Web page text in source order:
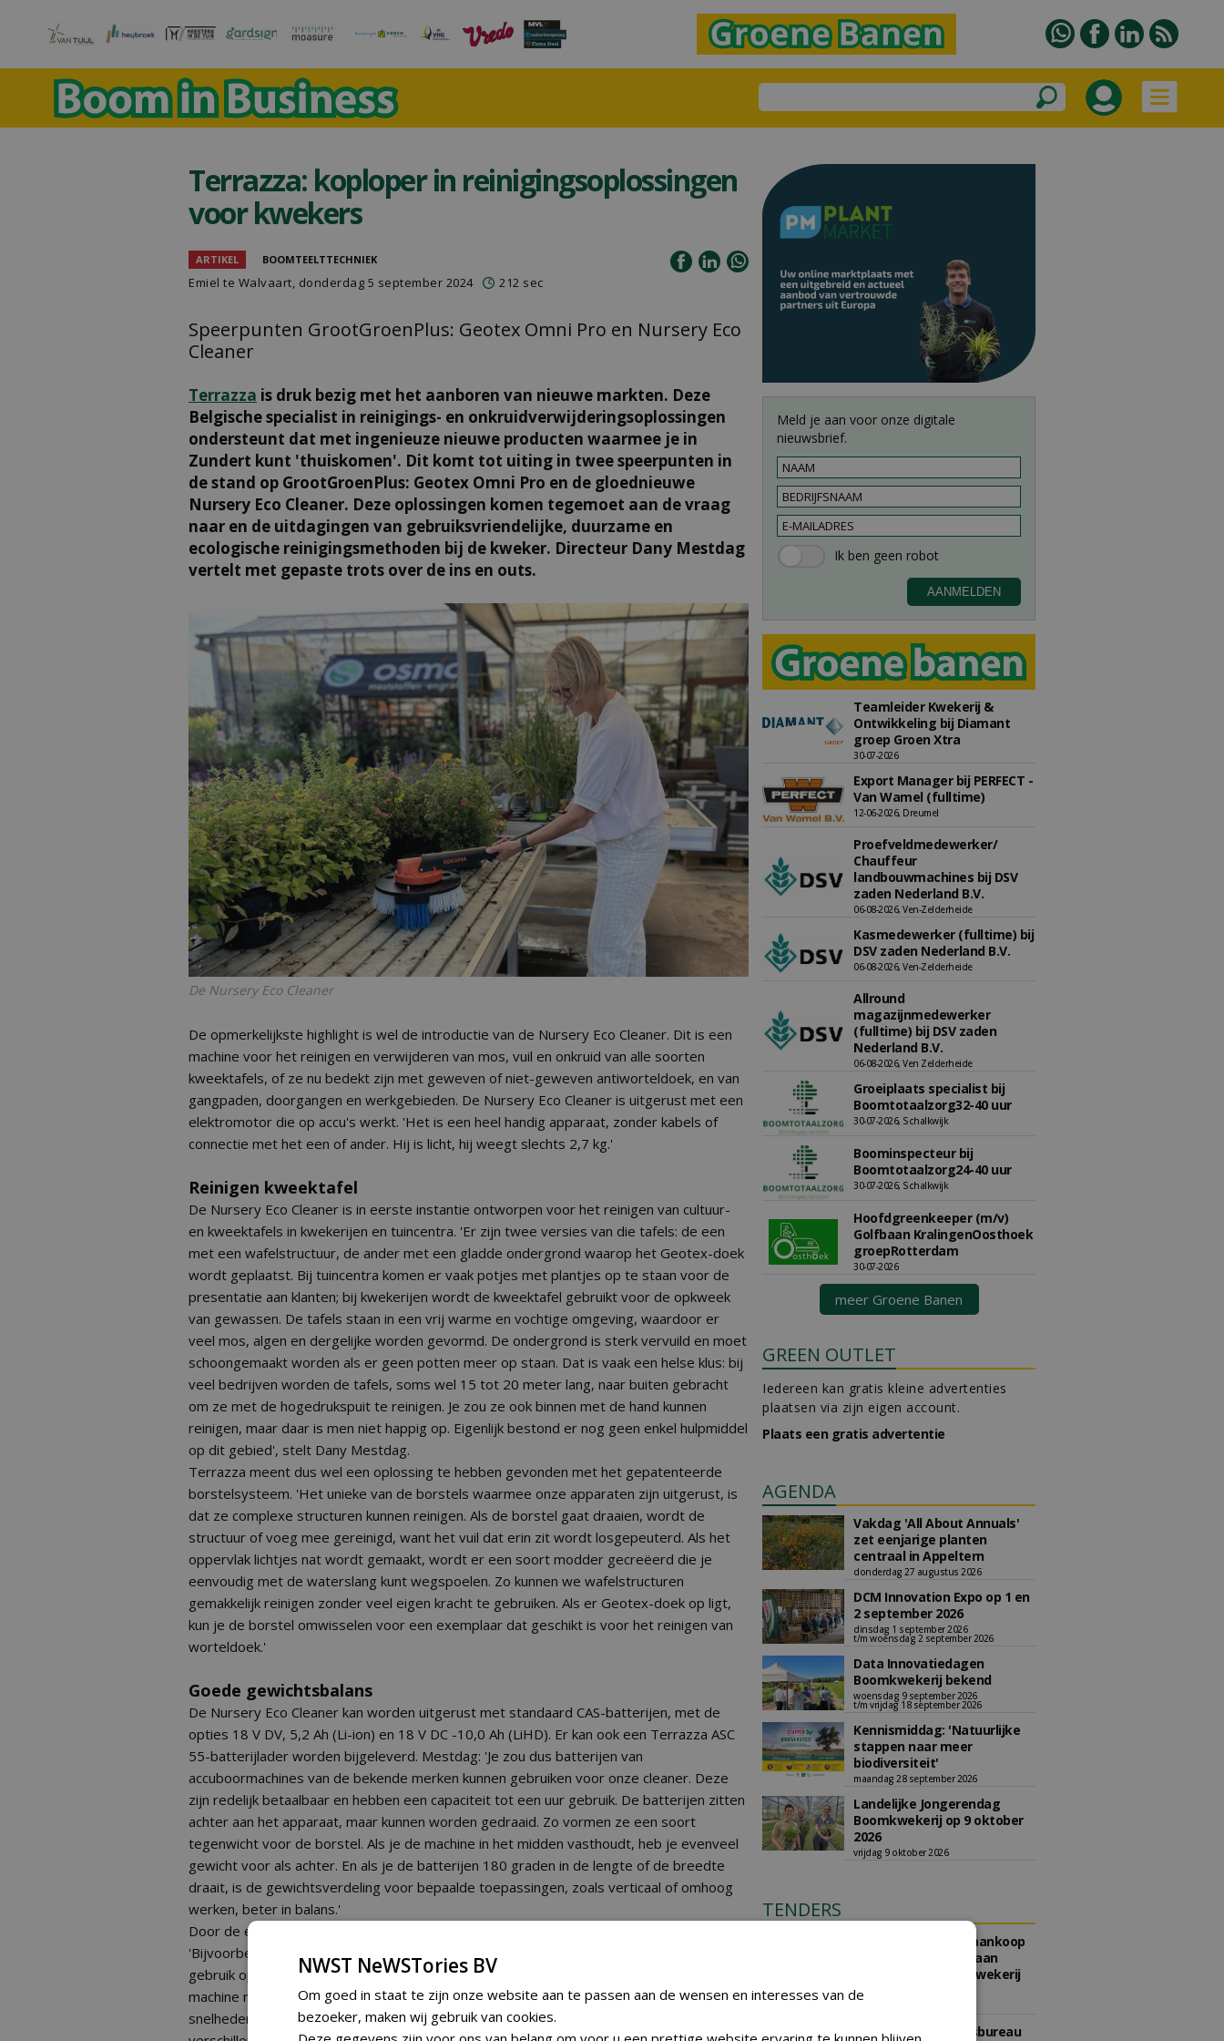
Terrazza: koploper in reinigingsoplossingen
voor kwekers
ARTIKEL BOOMTEELTTECHNIEK
Emiel te Walvaart, donderdag 5 september 2024 212 sec
Speerpunten GrootGroenPlus: Geotex Omni Pro en Nursery Eco
Cleaner
Terrazza is druk bezig met het aanboren van nieuwe markten. Deze
Belgische specialist in reinigings- en onkruidverwijderingsoplossingen
ondersteunt dat met ingenieuze nieuwe producten waarmee je in
Zundert kunt 'thuiskomen'. Dit komt tot uiting in twee speerpunten in
de stand op GrootGroenPlus: Geotex Omni Pro en de gloednieuwe
Nursery Eco Cleaner. Deze oplossingen komen tegemoet aan de vraag
naar en de uitdagingen van gebruiksvriendelijke, duurzame en
ecologische reinigingsmethoden bij de kweker. Directeur Dany Mestdag
vertelt met gepaste trots over de ins en outs.
De Nursery Eco Cleaner
De opmerkelijkste highlight is wel de introductie van de Nursery Eco Cleaner. Dit is een
machine voor het reinigen en verwijderen van mos, vuil en onkruid van alle soorten
kweektafels, of ze nu bedekt zijn met geweven of niet-geweven antiworteldoek, en van
gangpaden, doorgangen en werkgebieden. De Nursery Eco Cleaner is uitgerust met een
elektromotor die op accu's werkt. 'Het is een heel handig apparaat, zonder kabels of
connectie met het een of ander. Hij is licht, hij weegt slechts 2,7 kg.'
Reinigen kweektafel
De Nursery Eco Cleaner is in eerste instantie ontworpen voor het reinigen van cultuur-
en kweektafels in kwekerijen en tuincentra. 'Er zijn twee versies van die tafels: de een
met een wafelstructuur, de ander met een gladde ondergrond waarop het Geotex-doek
wordt geplaatst. Bij tuincentra komen er vaak potjes met plantjes op te staan voor de
presentatie aan klanten; bij kwekerijen wordt de kweektafel gebruikt voor de opkweek
van gewassen. De tafels staan in een vrij warme en vochtige omgeving, waardoor er
veel mos, algen en dergelijke worden gevormd. De ondergrond is sterk vervuild en moet
schoongemaakt worden als er geen potten meer op staan. Dat is vaak een helse klus: bij
veel bedrijven worden de tafels, soms wel 15 tot 20 meter lang, naar buiten gebracht
om ze met de hogedrukspuit te reinigen. Je zou ze ook binnen met de hand kunnen
reinigen, maar daar is men niet happig op. Eigenlijk bestond er nog geen enkel hulpmiddel
op dit gebied', stelt Dany Mestdag.
Terrazza meent dus wel een oplossing te hebben gevonden met het gepatenteerde
borstelsysteem. 'Het unieke van de borstels waarmee onze apparaten zijn uitgerust, is
dat ze complexe structuren kunnen reinigen. Als de borstel gaat draaien, wordt de
structuur of voeg mee gereinigd, want het vuil dat erin zit wordt losgepeuterd. Als het
oppervlak lichtjes nat wordt gemaakt, wordt er een soort modder gecreëerd die je
eenvoudig met de waterslang kunt wegspoelen. Zo kunnen we wafelstructuren
gemakkelijk reinigen zonder veel eigen kracht te gebruiken. Als er Geotex-doek op ligt,
kun je de borstel omwisselen voor een exemplaar dat geschikt is voor het reinigen van
worteldoek.'
Goede gewichtsbalans
De Nursery Eco Cleaner kan worden uitgerust met standaard CAS-batterijen, met de
opties 18 V DV, 5,2 Ah (Li-ion) en 18 V DC -10,0 Ah (LiHD). Er kan ook een Terrazza ASC
55-batterijlader worden bijgeleverd. Mestdag: 'Je zou dus batterijen van
accuboormachines van de bekende merken kunnen gebruiken voor onze cleaner. Deze
zijn redelijk betaalbaar en hebben een capaciteit tot een uur gebruik. De batterijen zitten
achter aan het apparaat, maar kunnen worden gedraaid. Zo vormen ze een soort
tegenwicht voor de borstel. Als je de machine in het midden vasthoudt, heb je evenveel
gewicht voor als achter. En als je de batterijen 180 graden in de lengte of de breedte
draait, is de gewichtsverdeling voor bepaalde toepassingen, zoals verticaal of omhoog
werken, beter in balans.'
Door de elektromotor is een lagere rotatiesnelheid van de borstel mogelijk.
'Bijvoorbeeld minimaal 65 toeren per minuut en maximaal 250 toeren per minuut. Bij
gebruik op ruwe oppervlakken kun je de rotatiesnelheid terugschroeven, zodat de
machine minder onderhevig is aan externe krachten. Door de keuze uit zes verschillende
snelheden is het apparaat toepasbaar op verschillende soorten oppervlakken en bij
Meld je aan voor onze digitale
nieuwsbrief.
Teamleider Kwekerij &
Ontwikkeling bij Diamant
groep Groen Xtra
30-07-2026
Export Manager bij PERFECT -
Van Wamel (fulltime)
12-06-2026, Dreumel
Proefveldmedewerker/
Chauffeur
landbouwmachines bij DSV
zaden Nederland B.V.
06-08-2026, Ven-Zelderheide
Kasmedewerker (fulltime) bij
DSV zaden Nederland B.V.
06-08-2026, Ven-Zelderheide
Allround
magazijnmedewerker
(fulltime) bij DSV zaden
Nederland B.V.
06-08-2026, Ven Zelderheide
Groeiplaats specialist bij
Boomtotaalzorg32-40 uur
30-07-2026, Schalkwijk
Boominspecteur bij
Boomtotaalzorg24-40 uur
30-07-2026, Schalkwijk
Hoofdgreenkeeper (m/v)
Golfbaan KralingenOosthoek
groepRotterdam
30-07-2026
meer Groene Banen
GREEN OUTLET
Iedereen kan gratis kleine advertenties
plaatsen via zijn eigen account.
Plaats een gratis advertentie
AGENDA
Vakdag 'All About Annuals'
zet eenjarige planten
centraal in Appeltern
donderdag 27 augustus 2026
DCM Innovation Expo op 1 en
2 september 2026
dinsdag 1 september 2026
t/m woensdag 2 september 2026
Data Innovatiedagen
Boomkwekerij bekend
woensdag 9 september 2026
t/m vrijdag 18 september 2026
Kennismiddag: 'Natuurlijke
stappen naar meer
biodiversiteit'
maandag 28 september 2026
Landelijke Jongerendag
Boomkwekerij op 9 oktober
2026
vrijdag 9 oktober 2026
TENDERS
Gemeente Geertruidenberg gunt aankoop
plantmateriaal bomen en planten aan
diverse partijen waaronder Boomkwekerij
Udenhout.
Gemeente Amsterdam, Ingenieursbureau
NWST NeWSTories BV
Om goed in staat te zijn onze website aan te passen aan de wensen en interesses van de
bezoeker, maken wij gebruik van cookies.